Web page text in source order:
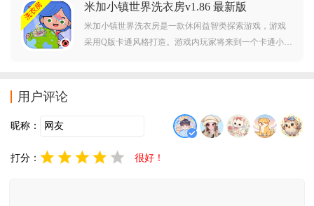
家能岸钓，也可驾船湖中垂钓。还有钓鱼比赛和决斗，
可与全球钓鱼佬切磋，快来下载尽享真实垂钓快感。
米加小镇世界洗衣房v1.86 最新版
米加小镇世界洗衣房是一款休闲益智类探索游戏，游戏
采用Q版卡通风格打造。游戏内玩家将来到一个卡通小
用户评论
昵称：
打分： 很好！